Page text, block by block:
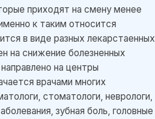
приходят на смену менее
к таким относится
в виде разных лекарстаенных
на снижение болезненных
на центры
врачами многих
стоматологи, неврологи,
зубная боль, головные